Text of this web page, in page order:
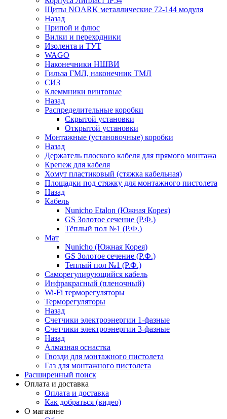
Щиты NOARK металлические 72-144 модуля
Назад
Припой и флюс
Вилки и переходники
Изолента и ТУТ
WAGO
Наконечники НШВИ
Гильза ГМЛ, наконечник ТМЛ
СИЗ
Клеммники винтовые
Назад
Распределительные коробки
Скрытой установки
Открытой установки
Монтажные (установочные) коробки
Назад
Держатель плоского кабеля для прямого монтажа
Крепеж для кабеля
Хомут пластиковый (стяжка кабельная)
Площадки под стяжку для монтажного пистолета
Назад
Кабель
Nunicho Etalon (Южная Корея)
GS Золотое сечение (Р.Ф.)
Тёплый пол №1 (Р.Ф.)
Мат
Nunicho (Южная Корея)
GS Золотое сечение (Р.Ф.)
Теплый пол №1 (Р.Ф.)
Саморегулирующийся кабель
Инфракрасный (пленочный)
Wi-Fi терморегуляторы
Терморегуляторы
Назад
Счетчики электроэнергии 1-фазные
Счетчики электроэнергии 3-фазные
Назад
Алмазная оснастка
Гвозди для монтажного пистолета
Газ для монтажного пистолета
Расширенный поиск
Оплата и доставка
Оплата и доставка
Как добраться (видео)
О магазине